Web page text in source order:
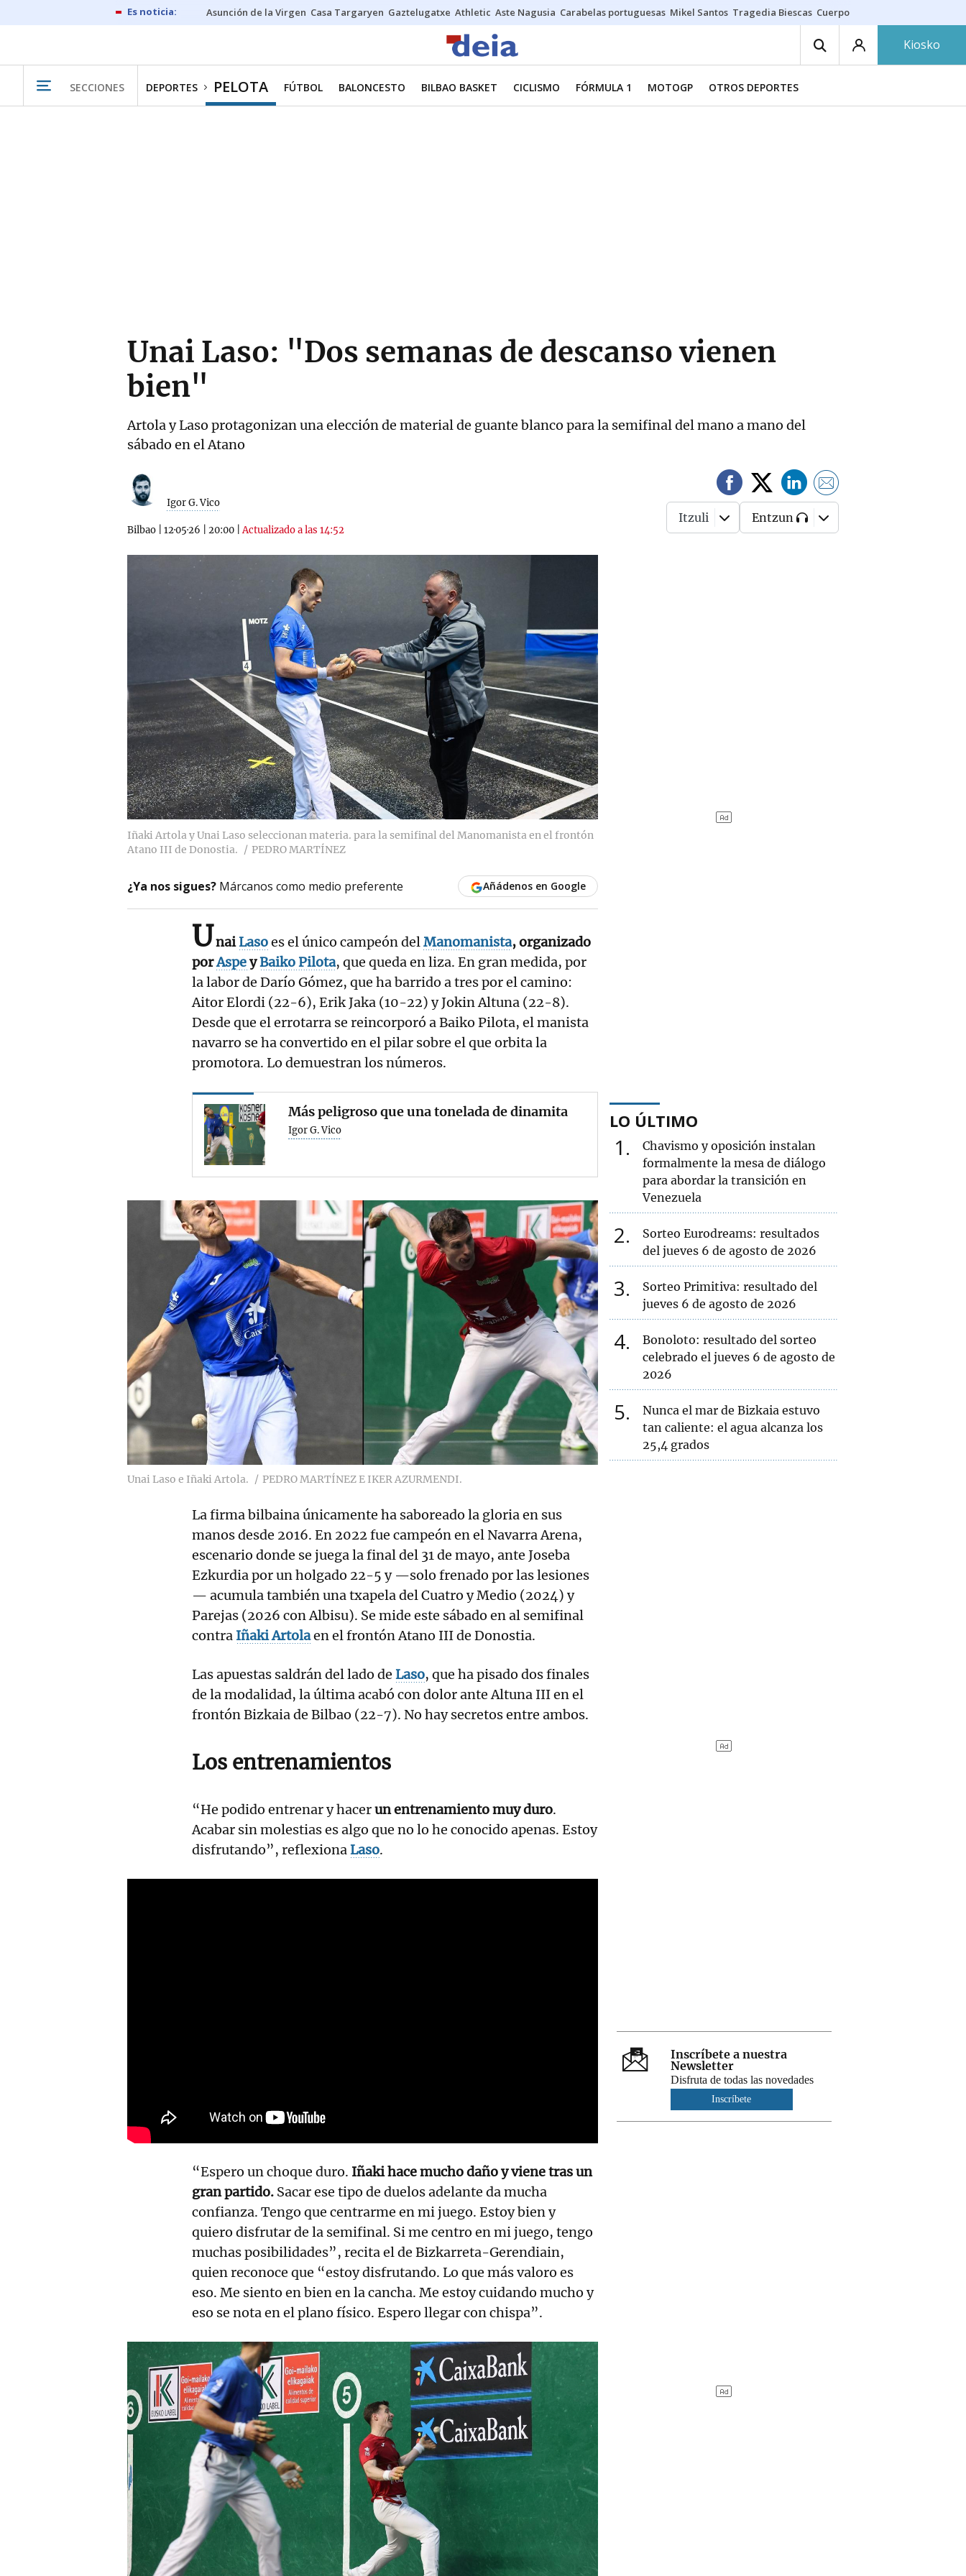
Asunción de la Virgen Casa Targaryen Gaztelugatxe Athletic Aste Nagusia Carabelas portuguesas Mikel Santos Tragedia Biescas Cuerpo ría
Kiosko
SECCIONES DEPORTES PELOTA FÚTBOL BALONCESTO BILBAO BASKET CICLISMO FÓRMULA 1 MOTOGP OTROS DEPORTES
Unai Laso: "Dos semanas de descanso vienen
bien"
Artola y Laso protagonizan una elección de material de guante blanco para la semifinal del mano a mano del
sábado en el Atano
Igor G. Vico
Bilbao 12·05·26 20:00 |Actualizado a las 14:52
Itzuli Entzun
Iñaki Artola y Unai Laso seleccionan materia. para la semifinal del Manomanista en el frontón
Atano III de Donostia.
PEDRO MARTÍNEZ
¿Ya nos sigues? Márcanos como medio preferente Añádenos en Google
UnaiLasoes el único campeón delManomanista, organizado
porAspeyBaiko Pilota, que queda en liza. En gran medida, por
la labor de Darío Gómez, que ha barrido a tres por el camino:
Aitor Elordi (22-6), Erik Jaka (10-22) y Jokin Altuna (22-8).
Desde que el errotarra se reincorporó a Baiko Pilota, el manista
navarro se ha convertido en el pilar sobre el que orbita la
promotora. Lo demuestran los números.
Más peligroso que una tonelada de dinamita
Igor G. Vico
Unai Laso e Iñaki Artola. PEDRO MARTÍNEZ E IKER AZURMENDI.
La firma bilbaina únicamente ha saboreado la gloria en sus
manos desde 2016. En 2022 fue campeón en el Navarra Arena,
escenario donde se juega la final del 31 de mayo, ante Joseba
Ezkurdia por un holgado 22-5 y —solo frenado por las lesiones
— acumula también una txapela del Cuatro y Medio (2024) y
Parejas (2026 con Albisu). Se mide este sábado en al semifinal
contra IñakiArtolaen el frontón Atano III de Donostia.
Las apuestas saldrán del lado de Laso, que ha pisado dos finales
de la modalidad, la última acabó con dolor ante Altuna III en el
frontón Bizkaia de Bilbao (22-7). No hay secretos entre ambos.
Los entrenamientos
“He podido entrenar y hacerun entrenamiento muy duro.
Acabar sin molestias es algo que no lo he conocido apenas. Estoy
disfrutando”, reflexionaLaso.
“Espero un choque duro. Iñaki hace mucho daño y viene tras un
gran partido. Sacar ese tipo de duelos adelante da mucha
confianza. Tengo que centrarme en mi juego. Estoy bien y
quiero disfrutar de la semifinal. Si me centro en mi juego, tengo
muchas posibilidades”, recita el de Bizkarreta-Gerendiain,
quien reconoce que “estoy disfrutando. Lo que más valoro es
eso. Me siento en bien en la cancha. Me estoy cuidando mucho y
eso se nota en el plano físico. Espero llegar con chispa”.
LO ÚLTIMO
1
Chavismo y oposición instalan
formalmente la mesa de diálogo
para abordar la transición en
Venezuela
2
Sorteo Eurodreams: resultados
del jueves 6 de agosto de 2026
3
Sorteo Primitiva: resultado del
jueves 6 de agosto de 2026
4
Bonoloto: resultado del sorteo
celebrado el jueves 6 de agosto de
2026
5
Nunca el mar de Bizkaia estuvo
tan caliente: el agua alcanza los
25,4 grados
Inscríbete a nuestra
Newsletter
Disfruta de todas las novedades
Inscríbete